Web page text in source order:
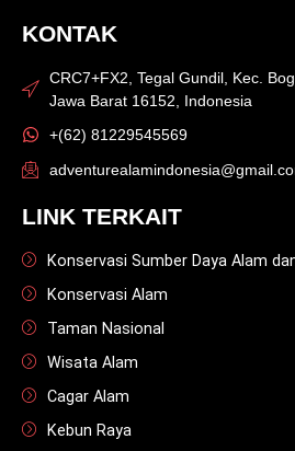
KONTAK
CRC7+FX2, Tegal Gundil, Kec.
Jawa Barat 16152, Indonesia
+(62) 81229545569
LINK TERKAIT
Konservasi Sumber Daya Alam
Konservasi Alam
Taman Nasional
Wisata Alam
Cagar Alam
Kebun Raya